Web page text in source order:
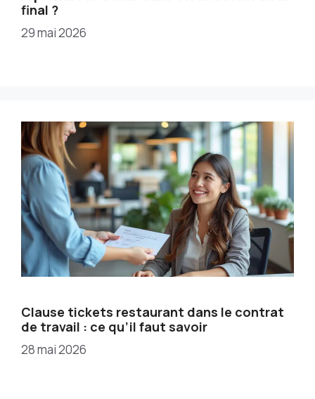
final ?
29 mai 2026
Clause tickets restaurant dans le contrat
de travail : ce qu’il faut savoir
28 mai 2026